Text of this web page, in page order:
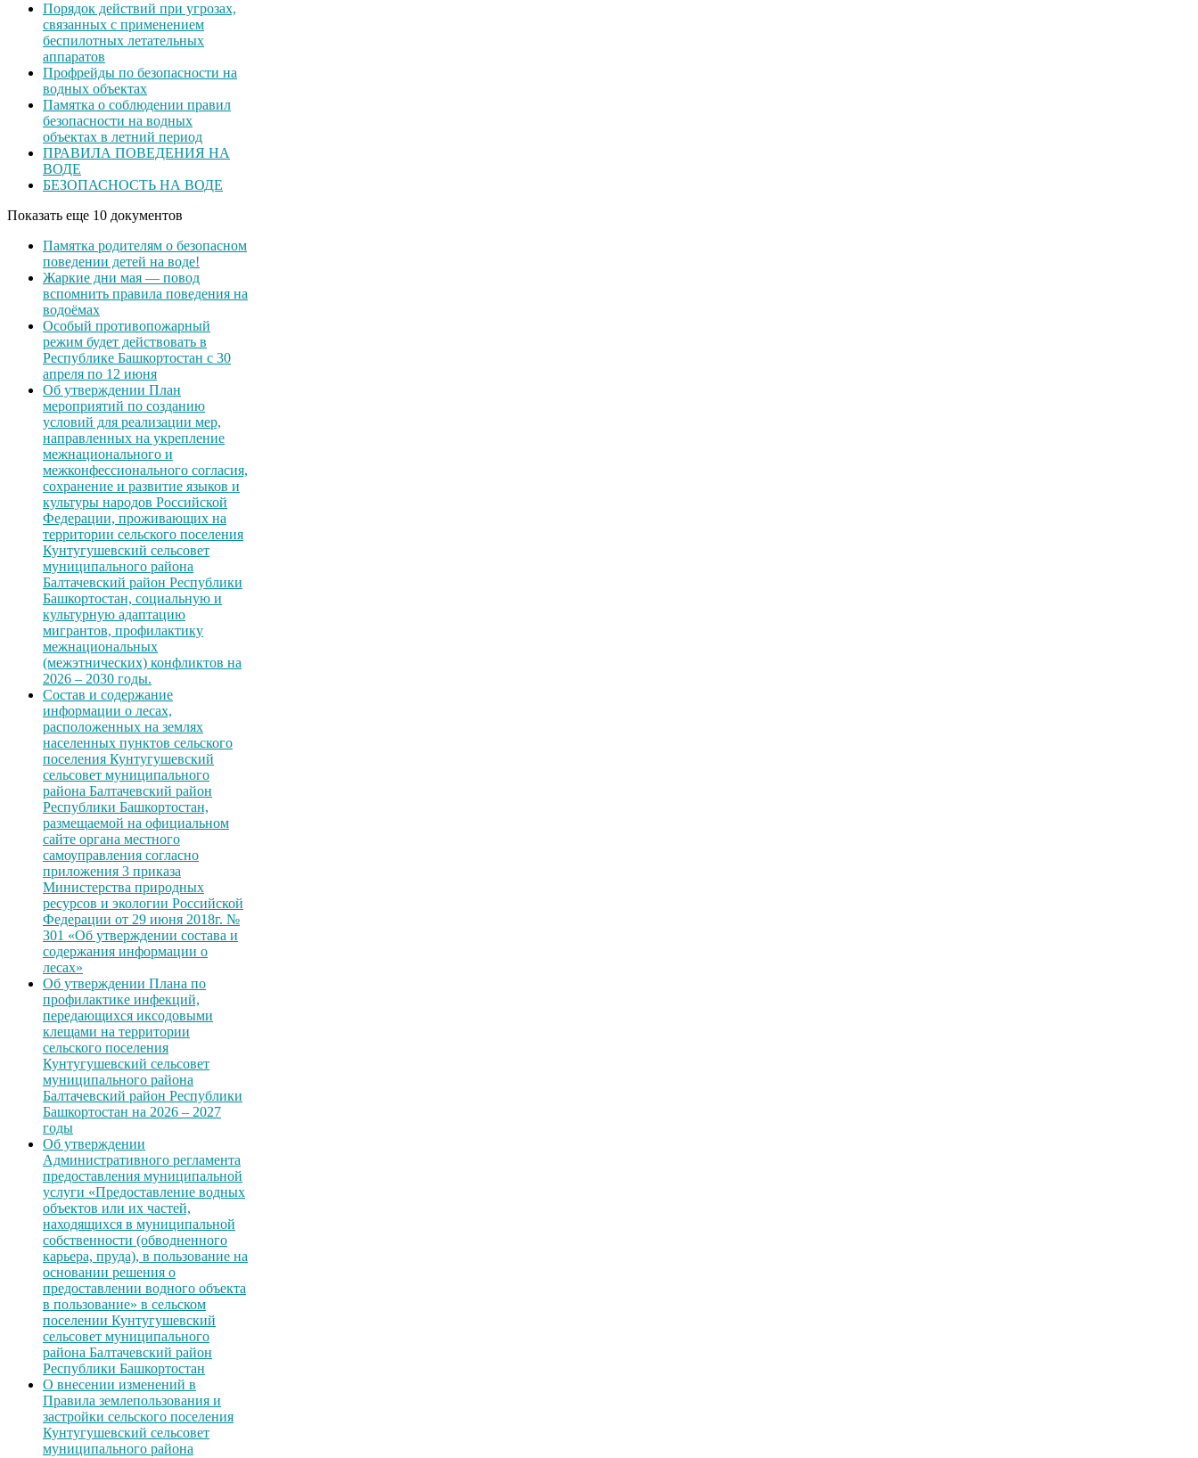
Порядок действий при угрозах,
связанных с применением
беспилотных летательных
аппаратов
Профрейды по безопасности на
водных объектах
Памятка о соблюдении правил
безопасности на водных
объектах в летний период
ПРАВИЛА ПОВЕДЕНИЯ НА
ВОДЕ
БЕЗОПАСНОСТЬ НА ВОДЕ
Показать еще 10 документов
Памятка родителям о безопасном
поведении детей на воде!
Жаркие дни мая — повод
вспомнить правила поведения на
водоёмах
Особый противопожарный
режим будет действовать в
Республике Башкортостан с 30
апреля по 12 июня
Об утверждении План
мероприятий по созданию
условий для реализации мер,
направленных на укрепление
межнационального и
межконфессионального согласия,
сохранение и развитие языков и
культуры народов Российской
Федерации, проживающих на
территории сельского поселения
Кунтугушевский сельсовет
муниципального района
Балтачевский район Республики
Башкортостан, социальную и
культурную адаптацию
мигрантов, профилактику
межнациональных
(межэтнических) конфликтов на
2026 – 2030 годы.
Состав и содержание
информации о лесах,
расположенных на землях
населенных пунктов сельского
поселения Кунтугушевский
сельсовет муниципального
района Балтачевский район
Республики Башкортостан,
размещаемой на официальном
сайте органа местного
самоуправления согласно
приложения 3 приказа
Министерства природных
ресурсов и экологии Российской
Федерации от 29 июня 2018г. №
301 «Об утверждении состава и
содержания информации о
лесах»
Об утверждении Плана по
профилактике инфекций,
передающихся иксодовыми
клещами на территории
сельского поселения
Кунтугушевский сельсовет
муниципального района
Балтачевский район Республики
Башкортостан на 2026 – 2027
годы
Об утверждении
Административного регламента
предоставления муниципальной
услуги «Предоставление водных
объектов или их частей,
находящихся в муниципальной
собственности (обводненного
карьера, пруда), в пользование на
основании решения о
предоставлении водного объекта
в пользование» в сельском
поселении Кунтугушевский
сельсовет муниципального
района Балтачевский район
Республики Башкортостан
О внесении изменений в
Правила землепользования и
застройки сельского поселения
Кунтугушевский сельсовет
муниципального района